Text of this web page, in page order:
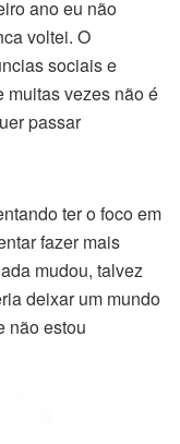
ano eu não
voltei. O
sociais e
muitas vezes não é
passar
ter o foco em
fazer mais
mudou, talvez
deixar um mundo
não estou